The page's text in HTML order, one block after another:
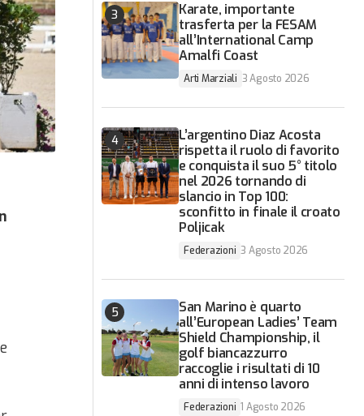
Karate, importante
trasferta per la FESAM
all’International Camp
Amalfi Coast
Arti Marziali 3 Agosto 2026
L’argentino Diaz Acosta
rispetta il ruolo di favorito
e conquista il suo 5° titolo
nel 2026 tornando di
slancio in Top 100:
sconfitto in finale il croato
Poljicak
Federazioni 3 Agosto 2026
San Marino è quarto
all’European Ladies’ Team
Shield Championship, il
golf biancazzurro
raccoglie i risultati di 10
anni di intenso lavoro
Federazioni 1 Agosto 2026